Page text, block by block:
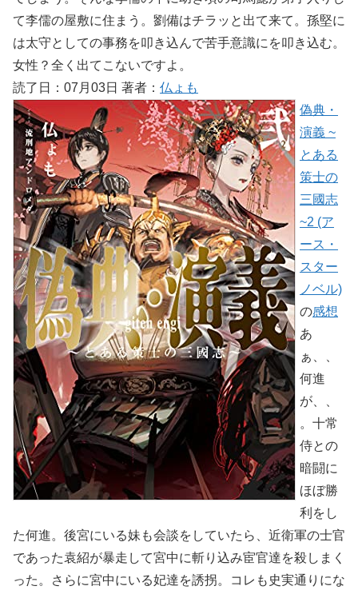
て李儒の屋敷に住まう。劉備はチラッと出て来て。孫堅に
は太守としての事務を叩き込んで苦手意識にを叩き込む。
女性？全く出てこないですよ。
読了日：07月03日 著者： 仏ょも
偽典・
演義 ~
とある
策士の
三國志
~2 (ア
ース・
スター
ノベル)
の感想
あ
ぁ、、
何進
が、、
。十常
侍との
暗闘に
ほぼ勝
利をし
た何進。後宮にいる妹も会談をしていたら、近衛軍の士官
であった袁紹が暴走して宮中に斬り込み宦官達を殺しまく
った。さらに宮中にいる妃達を誘拐。コレも史実通りにな